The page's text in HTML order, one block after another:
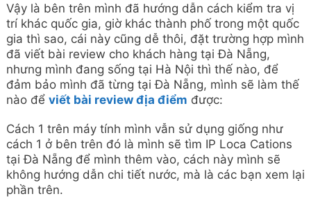
Vậy là bên trên mình đã hướng dẫn cách kiểm tra vị
trí khác quốc gia, giờ khác thành phố trong một quốc
gia thì sao, cái này cũng dễ thôi, đặt trường hợp mình
đã viết bài review cho khách hàng tại Đà Nẵng,
nhưng mình đang sống tại Hà Nội thì thế nào, để
đảm bảo mình đã từng tại Đà Nẵng, mình sẽ làm thế
nào để viết bài review địa điểm được:
Cách 1 trên máy tính mình vẫn sử dụng giống như
cách 1 ở bên trên đó là mình sẽ tìm IP Loca Cations
tại Đà Nẵng để mình thêm vào, cách này mình sẽ
không hướng dẫn chi tiết nước, mà là các bạn xem lại
phần trên.